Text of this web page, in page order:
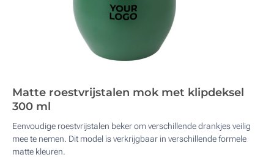
Matte roestvrijstalen mok met klipdeksel
300 ml
Eenvoudige roestvrijstalen beker om verschillende drankjes veilig
mee te nemen. Dit model is verkrijgbaar in verschillende formele
matte kleuren.